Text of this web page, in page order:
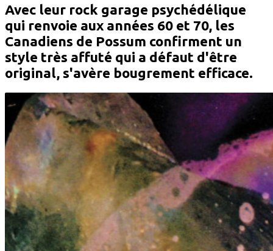
Avec leur rock garage psychédélique
qui renvoie aux années 60 et 70, les
Canadiens de Possum confirment un
style très affuté qui a défaut d'être
original, s'avère bougrement efficace.